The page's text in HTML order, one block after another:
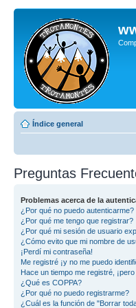
Índice general
Preguntas
Problemas acerca de la
¿Por qué no puedo autenticarme?
¿Por qué me tengo que registrar?
¿Por qué mi sesión de usuario
¿Cómo evito que mi nombre de
¡Perdí mi contraseña!
Me registré ¡y no me puedo
Hace un tiempo me registré,
¿Qué es COPPA?
¿Por qué no puedo registrarme?
¿Cuál es la función de "Borrar